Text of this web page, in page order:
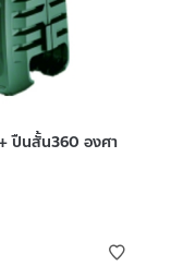
ปืนสั้น360 องศา